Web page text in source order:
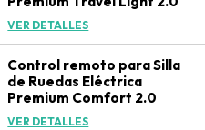
VER DETALLES
Control remoto para Silla
de Ruedas Eléctrica
Premium Comfort 2.0
VER DETALLES